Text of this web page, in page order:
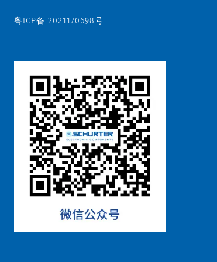
粤ICP备 2021170698号